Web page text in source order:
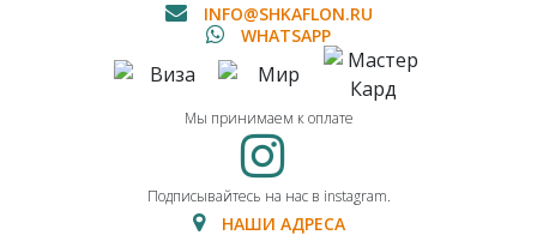
INFO@SHKAFLON.RU
WHATSAPP
Мы принимаем к оплате
Подписывайтесь на нас в instagram.
НАШИ АДРЕСА